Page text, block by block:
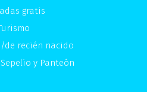
gratis
de recién nacido
y Panteón